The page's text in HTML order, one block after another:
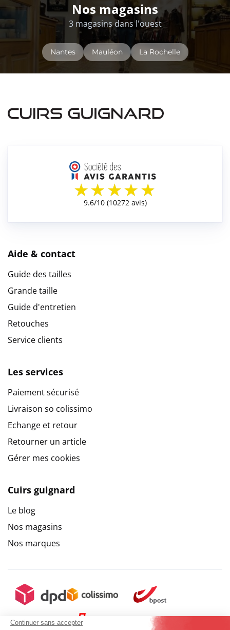
Continuer sans accepter
Nos magasins
3 magasins dans l'ouest
Nantes Mauléon La Rochelle
Aide & contact
Guide des tailles
Grande taille
Guide d'entretien
Retouches
Service clients
Les services
Paiement sécurisé
Livraison so colissimo
Echange et retour
Retourner un article
Gérer mes cookies
Cuirs guignard
Le blog
Nos magasins
Nos marques